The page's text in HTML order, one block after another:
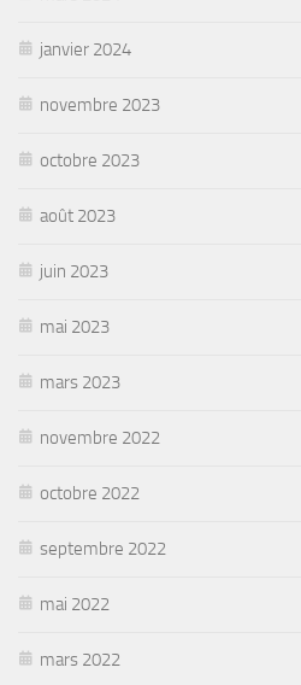
janvier 2024
novembre 2023
octobre 2023
août 2023
juin 2023
mai 2023
mars 2023
novembre 2022
octobre 2022
septembre 2022
mai 2022
mars 2022